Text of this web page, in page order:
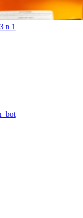
в 1